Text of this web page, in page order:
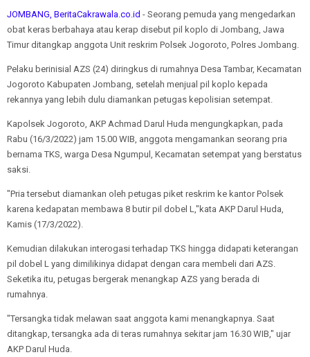
JOMBANG, BeritaCakrawala.co.id - Seorang pemuda yang mengedarkan
obat keras berbahaya atau kerap disebut pil koplo di Jombang, Jawa
Timur ditangkap anggota Unit reskrim Polsek Jogoroto, Polres Jombang.
Pelaku berinisial AZS (24) diringkus di rumahnya Desa Tambar, Kecamatan
Jogoroto Kabupaten Jombang, setelah menjual pil koplo kepada
rekannya yang lebih dulu diamankan petugas kepolisian setempat.
Kapolsek Jogoroto, AKP Achmad Darul Huda mengungkapkan, pada
Rabu (16/3/2022) jam 15.00 WIB, anggota mengamankan seorang pria
bernama TKS, warga Desa Ngumpul, Kecamatan setempat yang berstatus
saksi.
"Pria tersebut diamankan oleh petugas piket reskrim ke kantor Polsek
karena kedapatan membawa 8 butir pil dobel L,"kata AKP Darul Huda,
Kamis (17/3/2022).
Kemudian dilakukan interogasi terhadap TKS hingga didapati keterangan
pil dobel L yang dimilikinya didapat dengan cara membeli dari AZS.
Seketika itu, petugas bergerak menangkap AZS yang berada di
rumahnya.
"Tersangka tidak melawan saat anggota kami menangkapnya. Saat
ditangkap, tersangka ada di teras rumahnya sekitar jam 16.30 WIB," ujar
AKP Darul Huda.